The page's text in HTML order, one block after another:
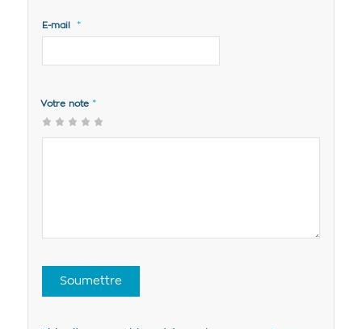
E-mail *
Votre note *
12 of
3 of 5
4 of 5
5 of 5